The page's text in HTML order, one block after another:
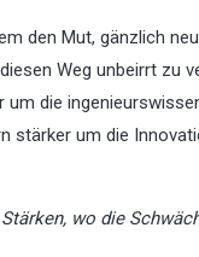
den Mut, gänzlich
Weg unbeirrt zu
um die
stärker um die
wo die